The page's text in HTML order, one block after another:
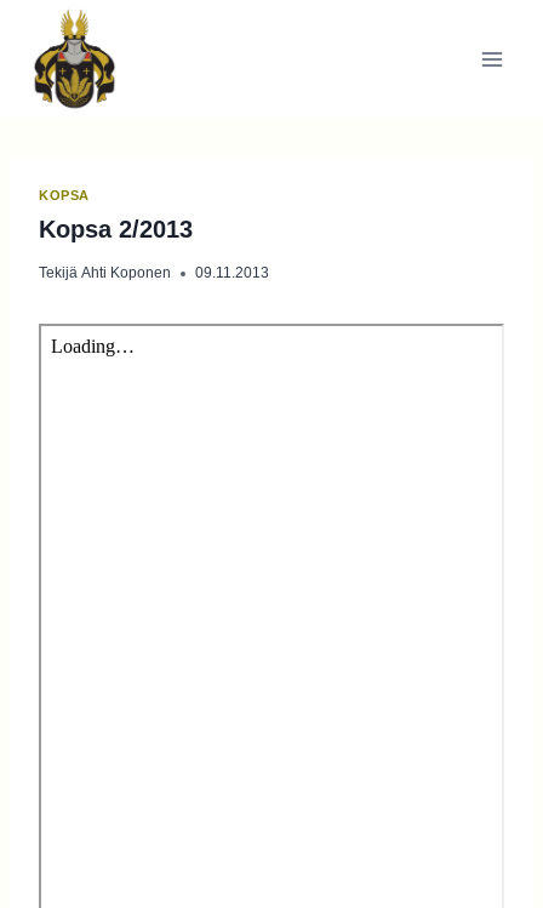
sisältöön
KOPSA
Kopsa 2/2013
Tekijä Ahti Koponen 09.11.2013